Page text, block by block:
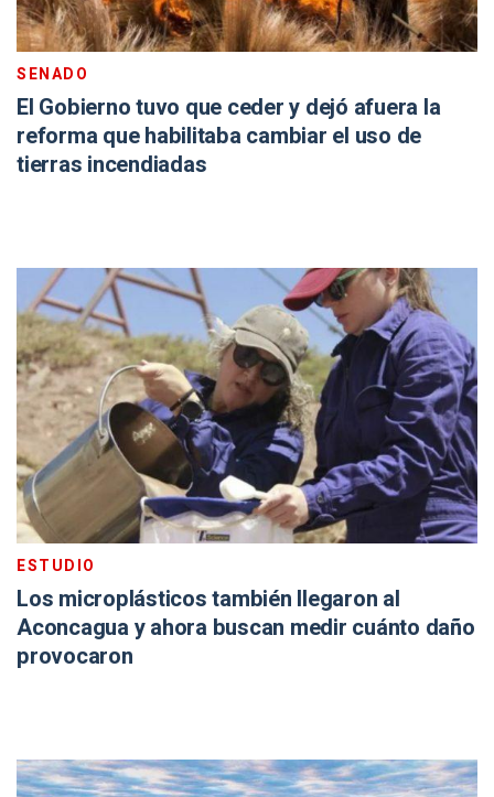
SENADO
El Gobierno tuvo que ceder y dejó afuera la
reforma que habilitaba cambiar el uso de
tierras incendiadas
ESTUDIO
Los microplásticos también llegaron al
Aconcagua y ahora buscan medir cuánto daño
provocaron